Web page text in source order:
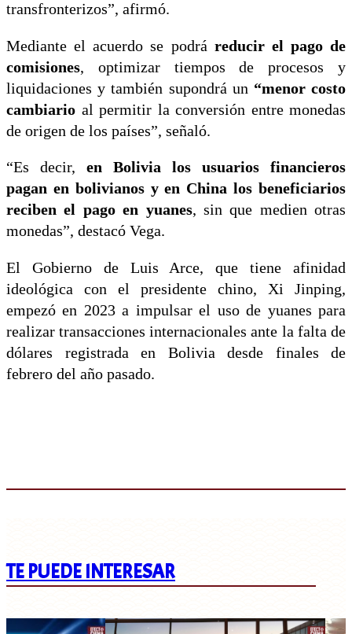
transfronterizos”, afirmó.
Mediante el acuerdo se podrá reducir el pago de
comisiones, optimizar tiempos de procesos y
liquidaciones y también supondrá un “menor costo
cambiario al permitir la conversión entre monedas
de origen de los países”, señaló.
“Es decir, en Bolivia los usuarios financieros
pagan en bolivianos y en China los beneficiarios
reciben el pago en yuanes, sin que medien otras
monedas”, destacó Vega.
El Gobierno de Luis Arce, que tiene afinidad
ideológica con el presidente chino, Xi Jinping,
empezó en 2023 a impulsar el uso de yuanes para
realizar transacciones internacionales ante la falta de
dólares registrada en Bolivia desde finales de
febrero del año pasado.
TE PUEDE INTERESAR